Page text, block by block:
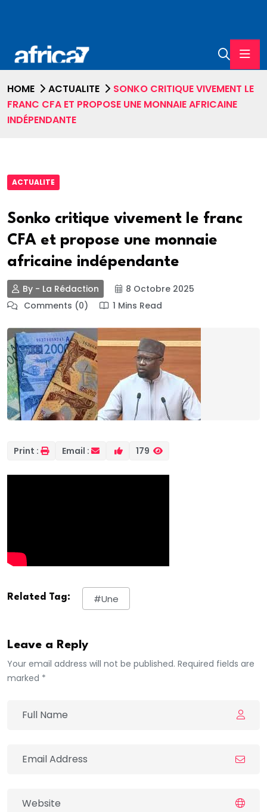
HOME ACTUALITE
SONKO CRITIQUE VIVEMENT LE
FRANC CFA ET PROPOSE UNE MONNAIE AFRICAINE
INDÉPENDANTE
ACTUALITE
Sonko critique vivement le franc
CFA et propose une monnaie
africaine indépendante
By - La Rédaction
8 Octobre 2025
Comments (0)
1 Mins Read
Print : Email : 179
Related Tag: #une
Leave a Reply
Your email address will not be published. Required fields are
marked *